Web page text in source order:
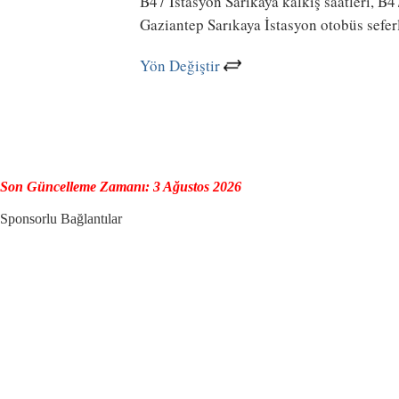
Gaziantep Sarıkaya İstasyon otobüs
Yön Değiştir
Son Güncelleme Zamanı: 3 Ağustos 2026
Sponsorlu Bağlantılar